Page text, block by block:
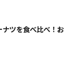
ナツを食べ比べ！お